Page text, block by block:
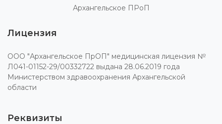
Архангельское ПРоП
Лицензия
ООО "Архангельское ПрОП" медицинская лицензия №
Л041-01152-29/00332722 выдана 28.06.2019 года
Министерством здравоохранения Архангельской
области
Реквизиты